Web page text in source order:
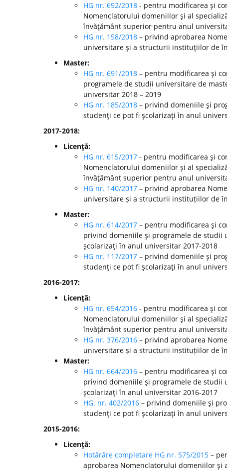
HG nr. 692/2018 - pentru modificarea şi
Nomenclatorului domeniilor şi al
învăţământ superior pentru anul
HG nr. 158/2018 – privind aprobarea
universitare şi a structurii instituţiilor de
Master:
HG nr. 691/2018 – pentru modificarea şi
programele de studii universitare de
universitar 2018 – 2019
HG nr. 185/2018 – privind domeniile şi
studenţi ce pot fi şcolarizaţi în anul
2017-2018:
Licenţă:
HG nr. 615/2017 - pentru modificarea şi
Nomenclatorului domeniilor şi al
învăţământ superior pentru anul
HG nr. 140/2017 – privind aprobarea
universitare și a structurii instituțiilor de
Master:
HG nr. 614/2017 – pentru modificarea şi
privind domeniile şi programele de studii
şcolarizaţi în anul universitar 2017-2018
HG nr. 117/2017 – privind domeniile şi
studenţi ce pot fi şcolarizaţi în anul
2016-2017:
Licenţă:
HG nr. 654/2016 - pentru modificarea şi
Nomenclatorului domeniilor şi al
învăţământ superior pentru anul
HG nr. 376/2016 – privind aprobarea
universitare și a structurii instituțiilor de
Master:
HG nr. 664/2016 – pentru modificarea şi
privind domeniile şi programele de studii
şcolarizaţi în anul universitar 2016-2017
HG. nr. 402/2016 – privind domeniile şi
studenţi ce pot fi şcolarizaţi în anul
2015-2016:
Licenţă:
Hotărâre completare HG nr. 575/2015 –
aprobarea Nomenclatorului domeniilor